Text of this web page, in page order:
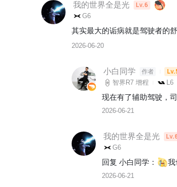
我的世界全是光 Lv.6
G6
其实最大的诟病就是驾驶者的
2026-06-20
小白同学 作者
智界R7 增程 L6
现在有了辅助驾驶，
2026-06-21
我的世界全是光
G6
回复 小白同学 ： 我
2026-06-21